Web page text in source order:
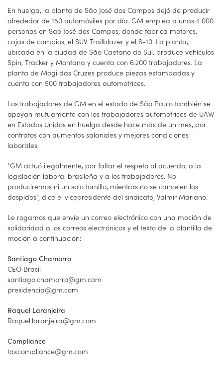
En huelga, la planta de São José dos Campos dejó de producir
alrededor de 150 automóviles por día. GM emplea a unas 4.000
personas en Sao José dos Campos, donde fabrica motores,
cajas de cambios, el SUV Trailblazer y el S-10. La planta,
ubicada en la ciudad de São Caetano do Sul, produce vehículos
Spin, Tracker y Montana y cuenta con 6.200 trabajadores. La
planta de Mogi das Cruzes produce piezas estampadas y
cuenta con 500 trabajadores automotrices.
Los trabajadores de GM en el estado de São Paulo también se
apoyan mutuamente con los trabajadores automotrices de UAW
en Estados Unidos en huelga desde hace más de un mes, por
contratos con aumentos salariales y mejores condiciones
laborales.
"GM actuó ilegalmente, por faltar el respeto al acuerdo, a la
legislación laboral brasileña y a los trabajadores. No
produciremos ni un solo tornillo, mientras no se cancelen los
despidos", dice el vicepresidente del sindicato, Valmir Mariano.
Le rogamos que envíe un correo electrónico con una moción de
solidaridad a los correos electrónicos y el texto de la plantilla de
moción a continuación:
Santiago Chamorro
CEO Brasil
santiago.chamorro@gm.com
presidencia@gm.com
Raquel Laranjeira
Raquel.laranjeira@gm.com
Compliance
taxcompliance@gm.com